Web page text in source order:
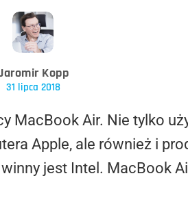
Kopp
31 lipca 2018
MacBook Air. Nie tylko
Apple, ale również i
jest Intel. MacBook